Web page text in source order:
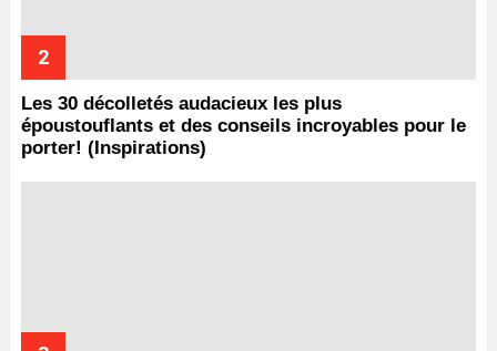
Les 30 décolletés audacieux les plus
époustouflants et des conseils incroyables pour le
porter! (Inspirations)